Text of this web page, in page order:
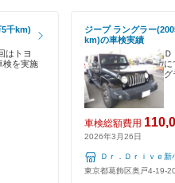
5千km)
はトヨ
検を実施
ジープ ラングラー
km)の車検実績
Ｄ
に
グ
車検総額費用
2026年3月26日
Ｄｒ．Ｄｒｉｖｅ新
東京都葛飾区奥戸4-19-